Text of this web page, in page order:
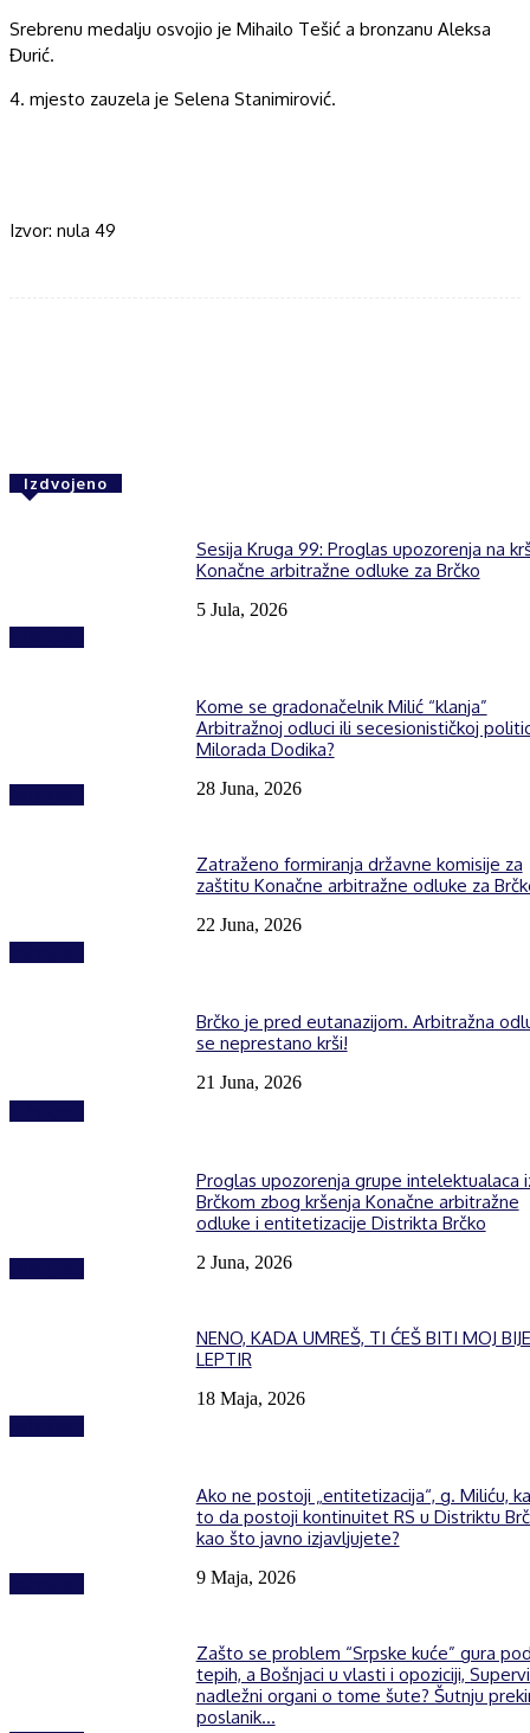
Srebrenu medalju osvojio je Mihailo Tešić a bronzanu Aleksa
Đurić.
4. mjesto zauzela je Selena Stanimirović.
Izvor: nula 49
Izdvojeno
Sesija Kruga 99: Proglas upozorenja na
Konačne arbitražne odluke za Brčko
5 Jula, 2026
Kome se gradonačelnik Milić “klanja”
Arbitražnoj odluci ili secesionističkoj
Milorada Dodika?
28 Juna, 2026
Zatraženo formiranja državne komisije za
zaštitu Konačne arbitražne odluke za
22 Juna, 2026
Brčko je pred eutanazijom. Arbitražna
se neprestano krši!
21 Juna, 2026
Proglas upozorenja grupe intelektualaca
Brčkom zbog kršenja Konačne arbitražne
odluke i entitetizacije Distrikta Brčko
2 Juna, 2026
NENO, KADA UMREŠ, TI ĆEŠ BITI MOJ
LEPTIR
18 Maja, 2026
Ako ne postoji „entitetizacija“, g. Miliću,
to da postoji kontinuitet RS u Distriktu
kao što javno izjavljujete?
9 Maja, 2026
Zašto se problem “Srpske kuće” gura
tepih, a Bošnjaci u vlasti i opoziciji,
nadležni organi o tome šute? Šutnju
poslanik...